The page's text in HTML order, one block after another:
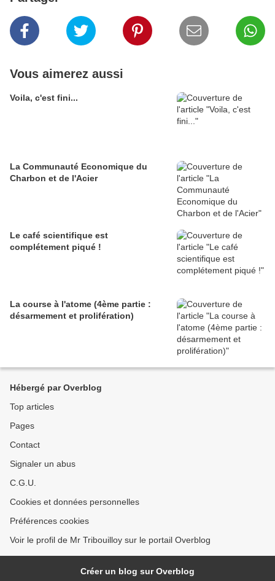
Vous aimerez aussi
Voila, c'est fini...
La Communauté Economique du
Charbon et de l'Acier
Le café scientifique est
complétement piqué !
La course à l'atome (4ème partie :
désarmement et prolifération)
Hébergé par Overblog
Top articles
Pages
Contact
Signaler un abus
C.G.U.
Cookies et données personnelles
Préférences cookies
Voir le profil de Mr Tribouilloy sur le portail Overblog
Créer un blog sur Overblog